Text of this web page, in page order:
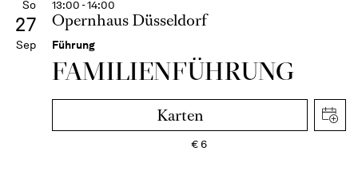
So
27
Sep
13:00 - 14:00
Opernhaus Düsseldorf
Führung
FAMI­LIEN­FÜH­RUNG
Karten
€6